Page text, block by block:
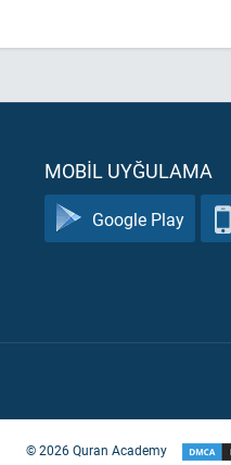
MOBIL UYĞULAMA
Google Play
©2026Quran Academy